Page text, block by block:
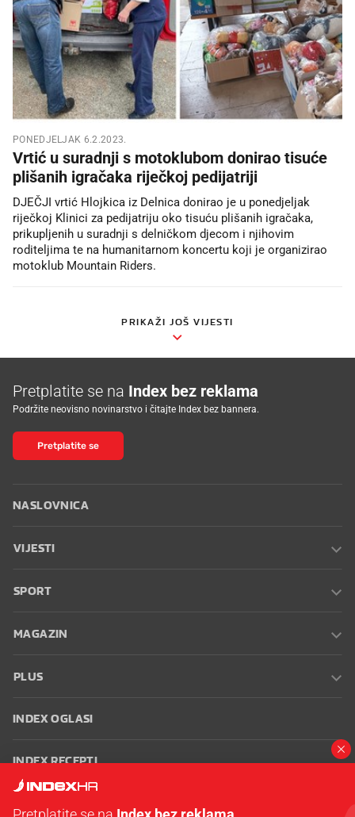
PONEDJELJAK 6.2.2023.
Vrtić u suradnji s motoklubom donirao tisuće
plišanih igračaka riječkoj pedijatriji
DJEČJI vrtić Hlojkica iz Delnica donirao je u ponedjeljak
riječkoj Klinici za pedijatriju oko tisuću plišanih igračaka,
prikupljenih u suradnji s delničkom djecom i njihovim
roditeljima te na humanitarnom koncertu koji je organizirao
motoklub Mountain Riders.
PRIKAŽI JOŠ VIJESTI
Pretplatite se na Index bez reklama
Podržite neovisno novinarstvo i čitajte Index bez bannera.
Pretplatite se
NASLOVNICA
VIJESTI
SPORT
MAGAZIN
PLUS
INDEX OGLASI
INDEX RECEPTI